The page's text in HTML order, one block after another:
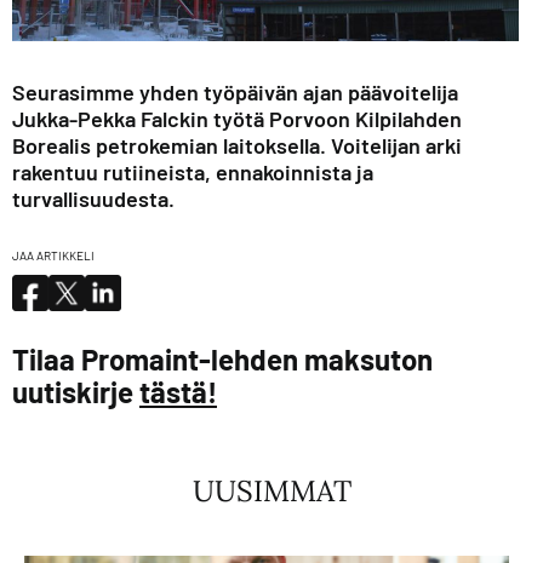
Seurasimme yhden työpäivän ajan päävoitelija
Jukka-Pekka Falckin työtä Porvoon Kilpilahden
Borealis petrokemian laitoksella. Voitelijan arki
rakentuu rutiineista, ennakoinnista ja
turvallisuudesta.
JAA ARTIKKELI
Tilaa Promaint-lehden maksuton
uutiskirjetästä!
UUSIMMAT